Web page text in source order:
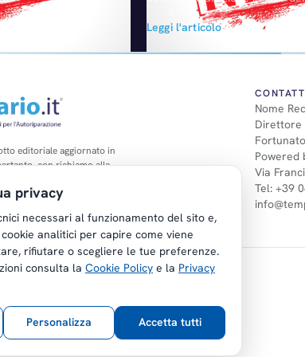
al 2014, vale
di euro. Tra le
giorno fuori dal mercato oltre
artigiane. Secondo i dati forniti
del comparto - sono diminuite
fronte di un calo totale delle
Leggi l'articolo
editoriale aggiornato in
con richiamo alla
di cui all'art. 5 della L.
Nome
Direttore
Powered
Via
Tel: +39
Group Srl - P.I. IT03584100238
privacy
necessari al funzionamento del sito e,
analitici per capire come viene
rifiutare o scegliere le tue preferenze.
consulta la Cookie Policy e la Privacy
Personalizza Accetta tutti